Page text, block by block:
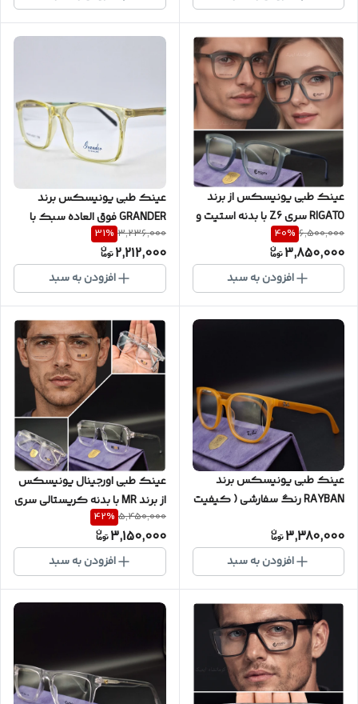
ساخت عدسی با نمره چشم شما )
عینک طبی یونیسکس از برند
RIGATO سری Z6 با بدنه استیت و
مقاوم به همراه پک کامل ( با
امکان سفارش ساخت عدسی با
نمره چشم شما ) کد RIG40009
6,500,000
40%
3,850,000
افزودن به سبد
عینک طبی یونیسکس برند
GRANDER فوق العاده سبک با
ضمانت یکساله کد G33
3,236,000
31%
2,212,000
افزودن به سبد
عینک طبی یونیسکس برند
RAYBAN رنگ سفارشی ( کیفیت
گارانتی و پک کامل کد
RB00309
3,380,000
افزودن به سبد
عینک طبی اورجینال یونیسکس
از برند MR با بدنه کریستالی سری
اورجینال شرکتی با پک کامل ( با
امکان سفارش ساخت عدسی با
نمره چشم شما ) کد MR6098
5,450,000
42%
3,150,000
افزودن به سبد